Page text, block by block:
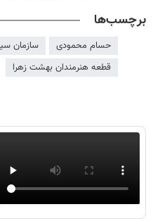
برچسب‌ها
حسام محمودی
سازمان
قطعه هنرمندان بهشت زهرا